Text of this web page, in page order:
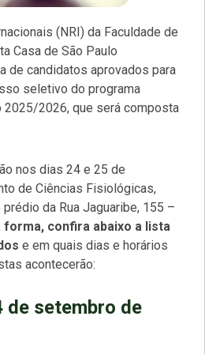
(NRI) da Faculdade de
Casa de São Paulo
de candidatos aprovados para
seletivo do programa
2025/2026, que será composta
nos dias 24 e 25 de
de Ciências Fisiológicas,
da Rua Jaguaribe, 155 –
forma, confira abaixo a lista
e em quais dias e horários
acontecerão:
de setembro de